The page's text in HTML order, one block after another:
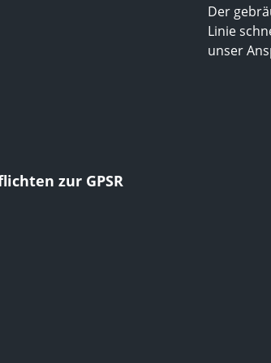
Der
Linie
unser
zur GPSR